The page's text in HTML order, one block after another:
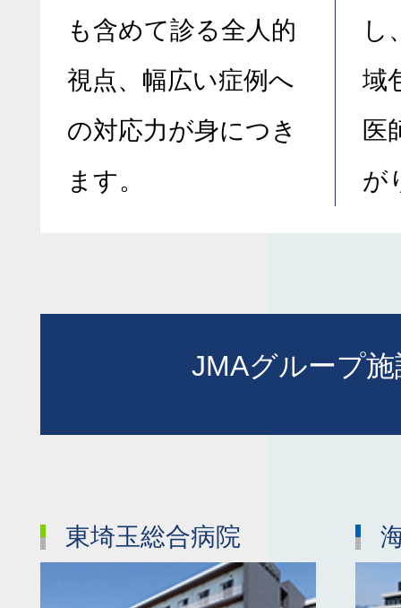
も含めて診る全人的
視点、幅広い症例へ
の対応力が身につき
ます。
し
域
医
が
JMAグループ
東埼玉総合病院